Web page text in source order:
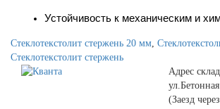
Устойчивость к механическим и
Стеклотекстолит стержень 20 мм
Стеклотекстолит стержень
Адрес
(Заезд